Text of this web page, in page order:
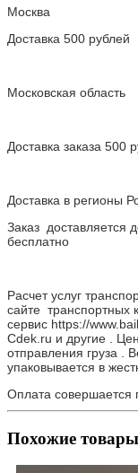
Москва
Доставка 500 рублей
Московская область
Доставка заказа 500
Доставка в регионы
Заказ доставляется
бесплатно
Расчет услуг
сайте транспортных
сервис https://
Cdek.ru и другие .
отправления груза .
упаковывается в
Оплата совершается
Похожие товары